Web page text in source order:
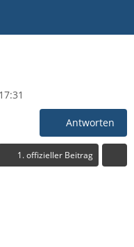
Antworten
1. offizieller Beitrag